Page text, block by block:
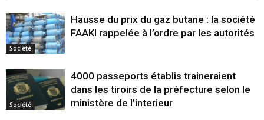
Société
Hausse du prix du gaz butane : la société
FAAKI rappelée à l’ordre par les autorités
Société
4000 passeports établis traineraient
dans les tiroirs de la préfecture selon le
ministère de l’interieur